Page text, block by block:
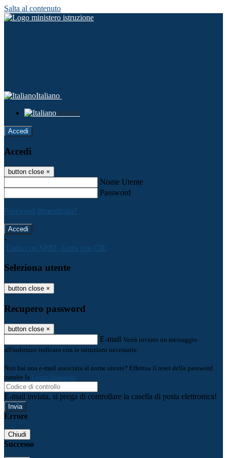
Salta al contenuto
Italiano
Italiano
Accedi
Accedi
button close ×
Nome Utente
Password
Password dimenticata?
-
Entra con SPID Entra con CIE
Seleziona utente
button close ×
Recupero password
button close ×
E-mail Verrà inviato un messaggio
all'indirizzo indicato con le istruzioni necessarie.
Non hai una e-mail associata al nome utente? Effettua il reset della password
tramite la Login Spaggiari
E-mail inviata, si prega di controllare la casella di posta elettronica!
Errore
Chiudi
Successo